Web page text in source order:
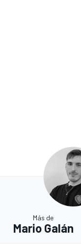
Más de
Mario Galán